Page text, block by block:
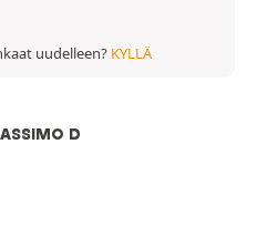
uudelleen? KYLLÄ
D